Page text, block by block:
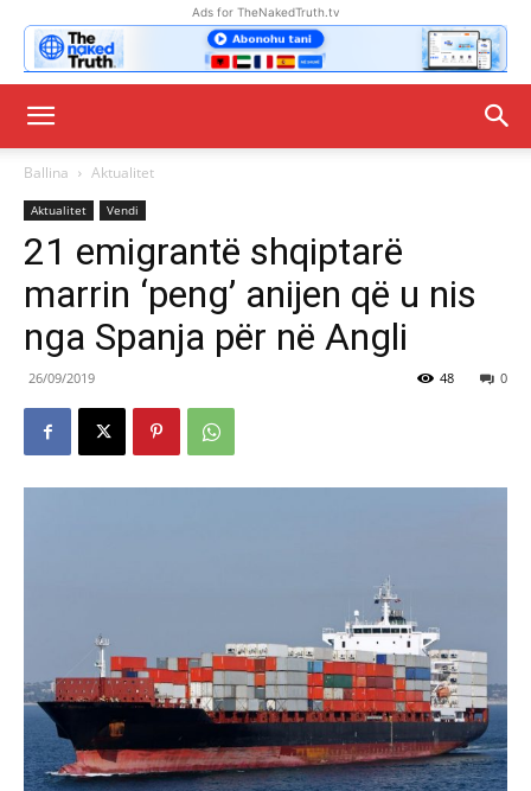
Ads for TheNakedTruth.tv
Ballina Aktualitet
Aktualitet Vendi
21 emigrantë shqiptarë
marrin ‘peng’ anijen që u nis
nga Spanja për në Angli
26/09/2019 0
48